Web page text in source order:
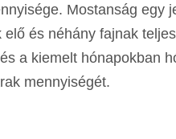
Mostanság egy
elő és néhány fajnak
a kiemelt hónapokban
mennyiségét.